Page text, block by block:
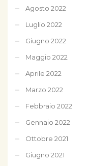
Agosto 2022
Luglio 2022
Giugno 2022
Maggio 2022
Aprile 2022
Marzo 2022
Febbraio 2022
Gennaio 2022
Ottobre 2021
Giugno 2021